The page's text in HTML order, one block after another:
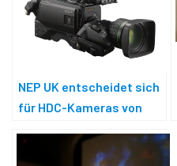
NEP UK entscheidet sich
für HDC-Kameras von